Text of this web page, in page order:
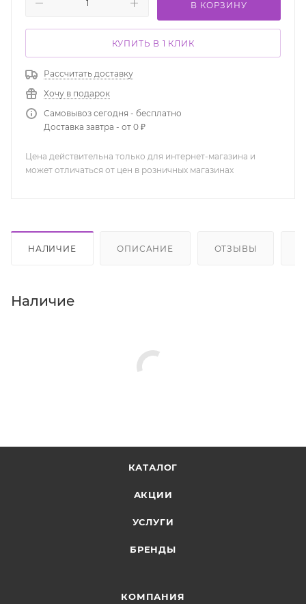
В КОРЗИНУ
КУПИТЬ В 1 КЛИК
Рассчитать доставку
Хочу в подарок
Самовывоз сегодня - бесплатно
Доставка завтра - от 0 ₽
Цена действительна только для интернет-магазина и
может отличаться от цен в розничных магазинах
НАЛИЧИЕ ОПИСАНИЕ ОТЗЫВЫ
Наличие
КАТАЛОГ
АКЦИИ
УСЛУГИ
БРЕНДЫ
КОМПАНИЯ